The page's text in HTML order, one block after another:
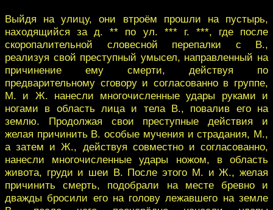
Выйдя на улицу, они втроём прошли на пустырь,
находящийся за д. ** по ул. ‎‎*** г. ***, где после
скоропалительной словесной перепалки с В.,
реализуя свой пре‎ступный умысел, направленный на
причинение ему смерти, действуя по
предвари‎тельному сговору и согласованно в группе,
M. и Ж. нанесли многочисленные удары ‎руками и
ногами в область лица и тела В., повалив его на
землю. Продолжая свои ‎преступные действия и
желая причинить В. особые мучения и страдания, M.,
а за‎тем и Ж., действуя совместно и согласованно,
нанесли многочисленные удары но‎жом, в область
живота, груди и шеи В. После этого M. и Ж., желая
причинить ‎смерть, подобрали на месте бревно и
дважды бросили его на голову лежавшего на ‎земле